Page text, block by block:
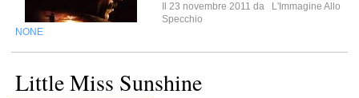
Il 23 novembre 2011 da
L'Immagine Allo
Specchio
NONE
Little Miss Sunshine